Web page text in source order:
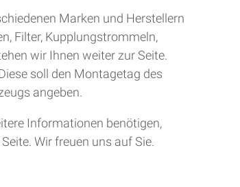
Marken und Herstellern
Filter, Kupplungstrommeln,
wir Ihnen weiter zur Seite.
soll den Montagetag des
angeben.
Informationen benötigen,
Wir freuen uns auf Sie.